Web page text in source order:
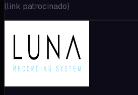
(link patrocinado)